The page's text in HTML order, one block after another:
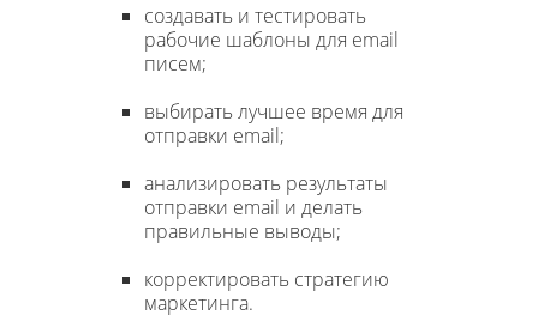
создавать и тестировать
рабочие шаблоны для email
писем;
выбирать лучшее время для
отправки email;
анализировать результаты
отправки email и делать
правильные выводы;
корректировать стратегию
маркетинга.